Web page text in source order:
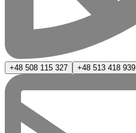
+48 508 115 327 +48 513 418 939